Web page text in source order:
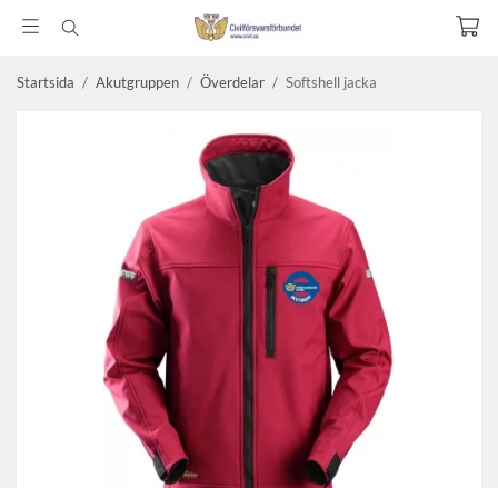
Startsida / Akutgruppen / Överdelar / Softshell jacka